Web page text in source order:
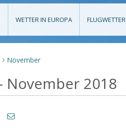
WETTER IN EUROPA FLUGWETTER
> November
November 2018